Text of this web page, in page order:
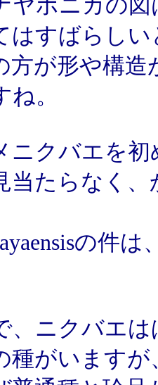
ヤポニカの
はすばらし
方が形や構
。
ニクバエを
当たらなく
の件
、ニクバエ
種がいます